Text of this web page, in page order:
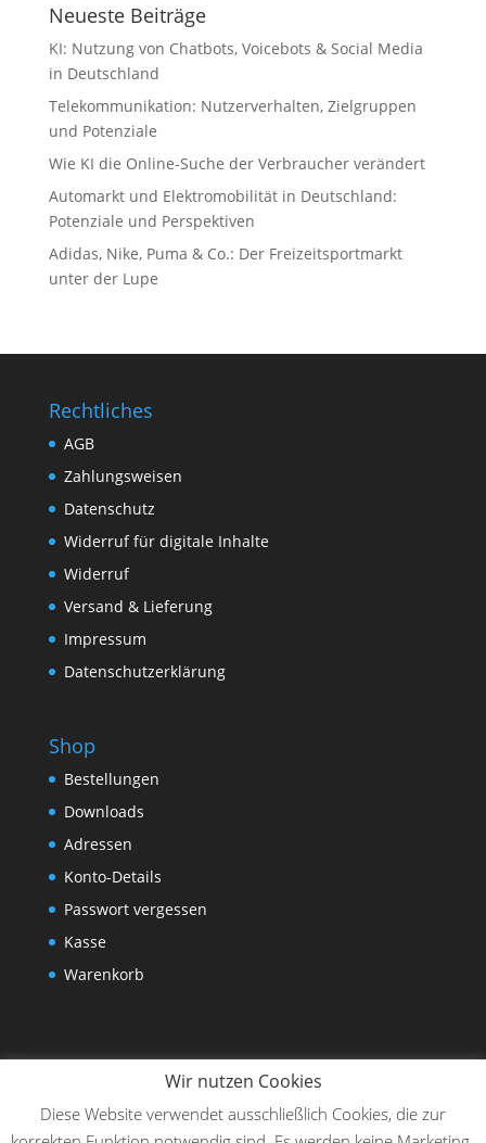
Neueste Beiträge
KI: Nutzung von Chatbots, Voicebots & Social Media
in Deutschland
Telekommunikation: Nutzerverhalten, Zielgruppen
und Potenziale
Wie KI die Online-Suche der Verbraucher verändert
Automarkt und Elektromobilität in Deutschland:
Potenziale und Perspektiven
Adidas, Nike, Puma & Co.: Der Freizeitsportmarkt
unter der Lupe
Rechtliches
AGB
Zahlungsweisen
Datenschutz
Widerruf für digitale Inhalte
Widerruf
Versand & Lieferung
Impressum
Datenschutzerklärung
Shop
Bestellungen
Downloads
Adressen
Konto-Details
Passwort vergessen
Kasse
Warenkorb
Wir nutzen Cookies
Diese Website verwendet ausschließlich Cookies, die zur